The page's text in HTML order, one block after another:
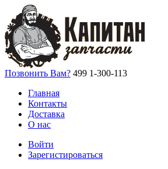
Позвонить Вам? 499 1-300-113
Главная
Контакты
Доставка
О нас
Войти
Зарегистироваться